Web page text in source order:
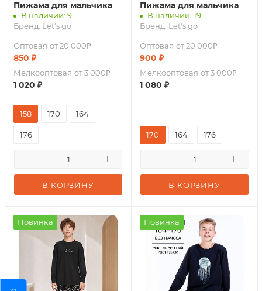
Пижама для мальчика
В наличии: 9
Бренд: Let's go
Оптовая от 20 000₽
850 ₽
Мелкооптовая от 3 000₽
1 020 ₽
В КОРЗИНУ
158 170 164
176
Пижама для мальчика
В наличии: 19
Бренд: Let's go
Оптовая от 20 000₽
900 ₽
Мелкооптовая от 3 000₽
1 080 ₽
В КОРЗИНУ
170 164 176
Новинка Новинка